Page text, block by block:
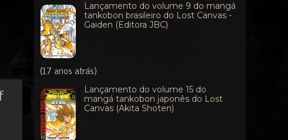
Lançamento do volume 9 do mangá
tankobon brasileiro do Lost Canvas -
Gaiden (Editora JBC)
(17 anos atrás)
Lançamento do volume 15 do
mangá tankobon japonês do Lost
Canvas (Akita Shoten)